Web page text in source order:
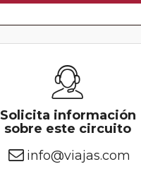
Solicita información
sobre este circuito
info@viajas.com